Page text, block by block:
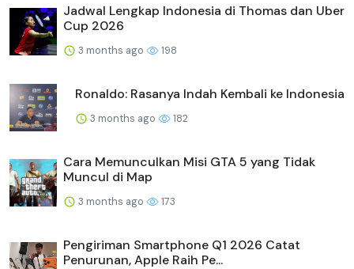
Jadwal Lengkap Indonesia di Thomas dan Uber
Cup 2026
3 months ago 198
Ronaldo: Rasanya Indah Kembali ke Indonesia
3 months ago 182
Cara Memunculkan Misi GTA 5 yang Tidak
Muncul di Map
3 months ago 173
Pengiriman Smartphone Q1 2026 Catat
Penurunan, Apple Raih Pe...